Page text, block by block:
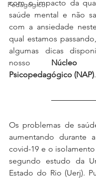
Pedagógico
com o impacto da
saúde mental e não
com a ansiedade
qual estamos
algumas dicas
nosso Núcleo
Psicopedagógico (NAP).
Os problemas de
aumentando durante
covid-19 e o
segundo estudo da
Estado do Rio (Uerj).